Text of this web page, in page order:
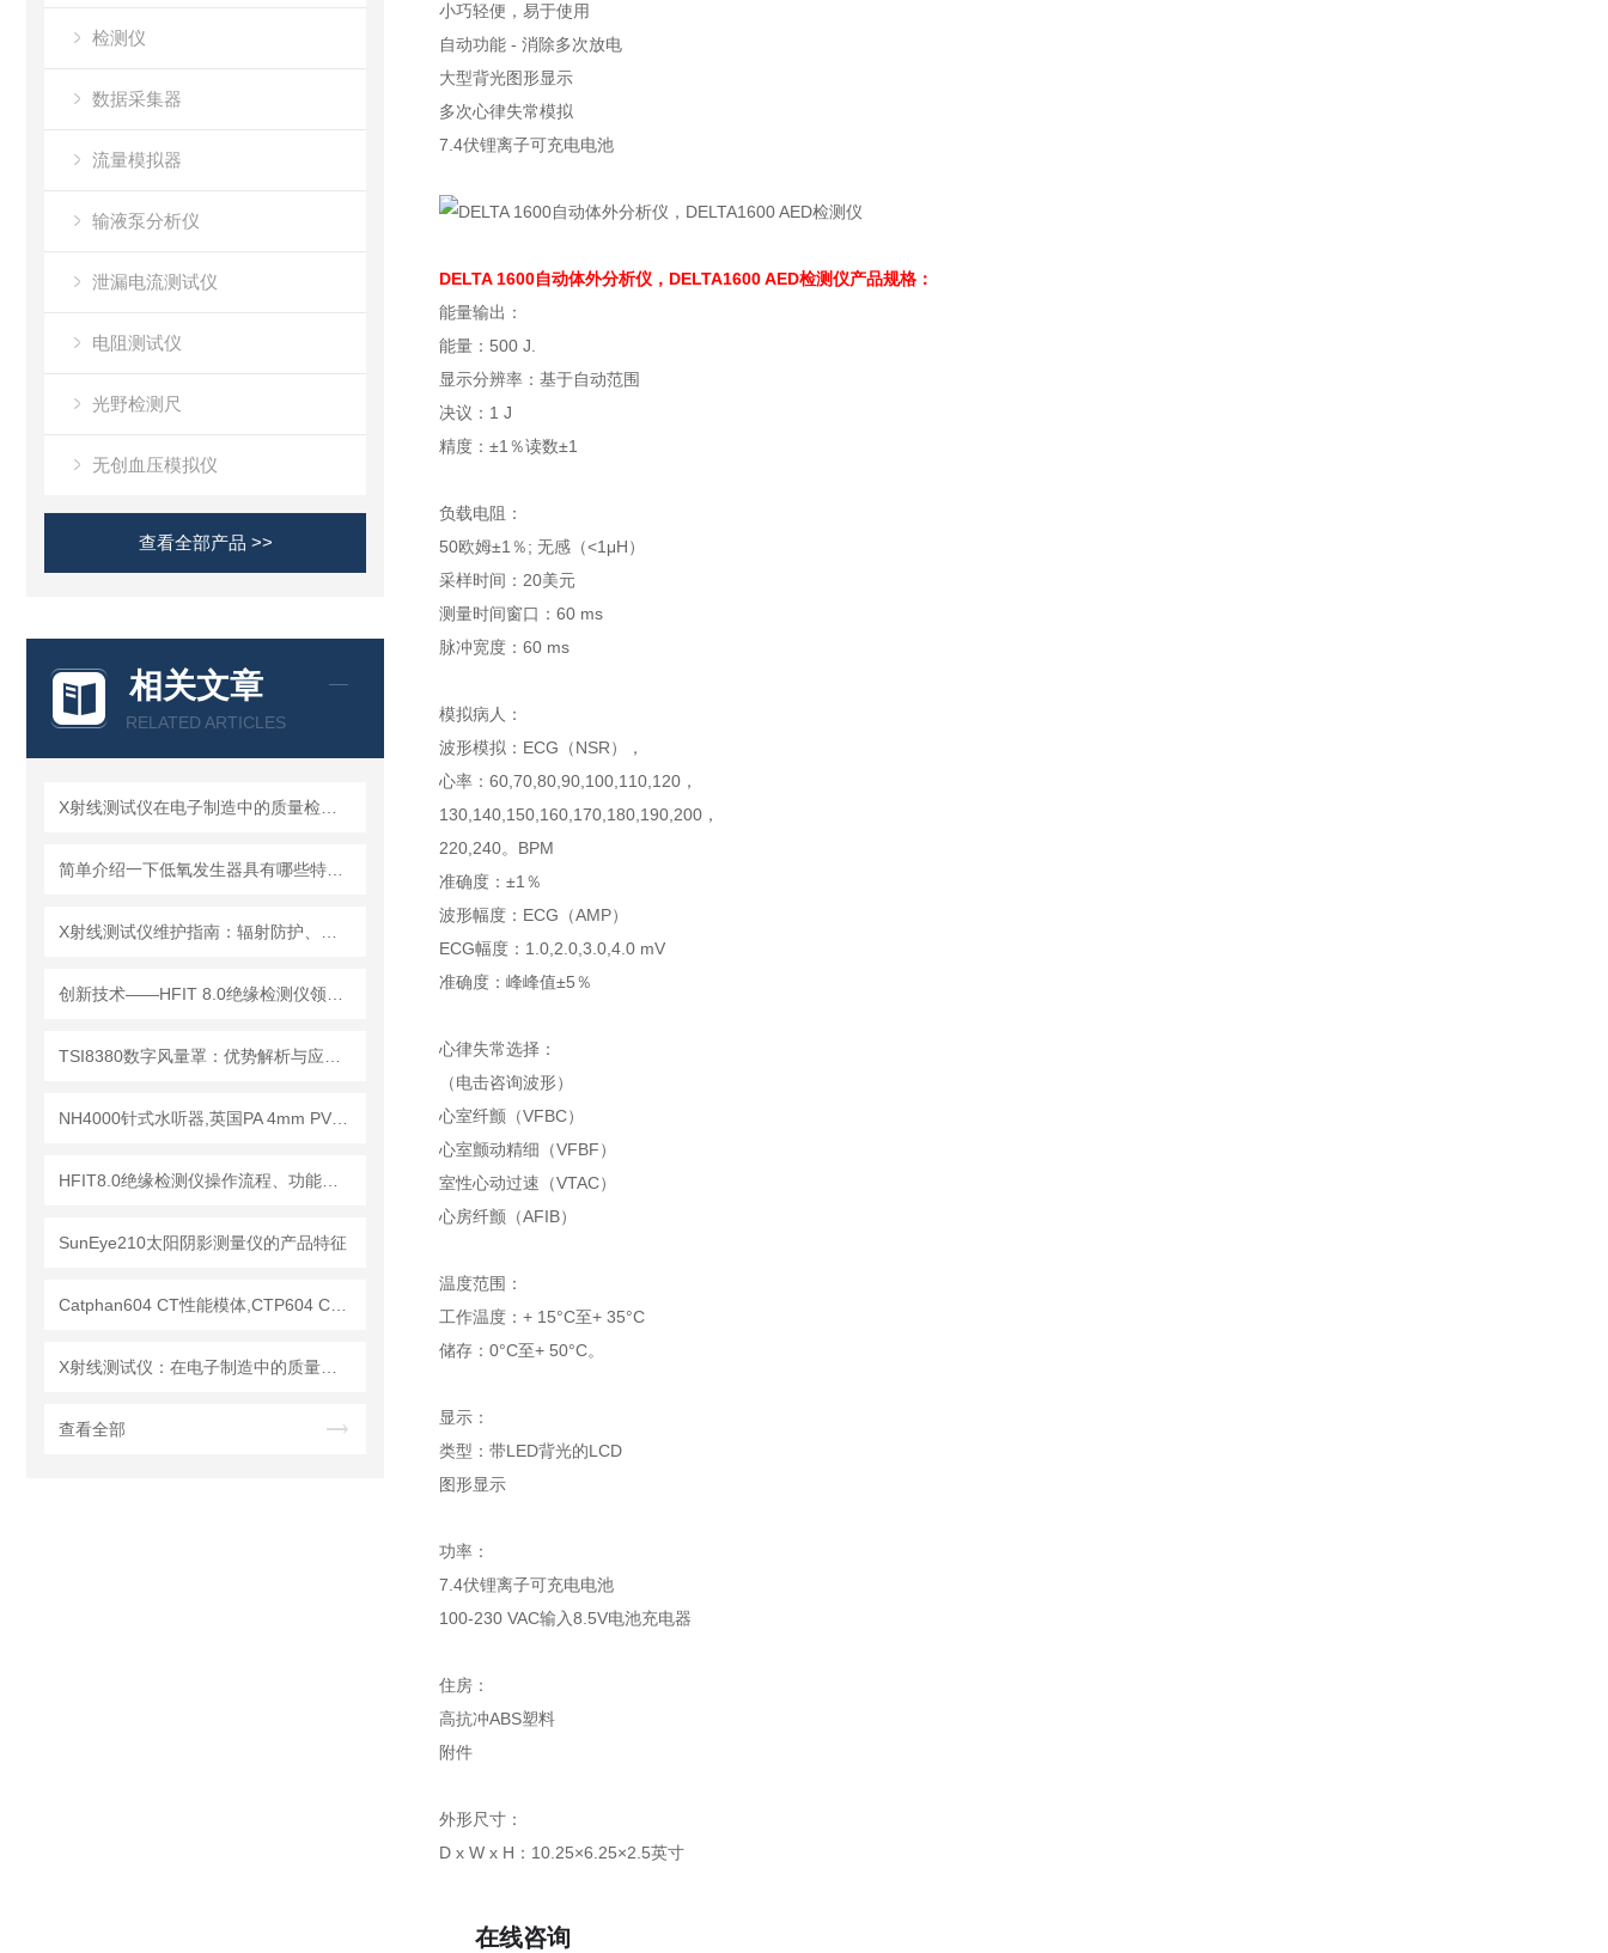
检测仪
数据采集器
流量模拟器
输液泵分析仪
泄漏电流测试仪
电阻测试仪
光野检测尺
无创血压模拟仪
查看全部产品 >>
相关文章
RELATED ARTICLES
SunEye210太阳阴影测量仪的产品特征
查看全部
小巧轻便，易于使用
自动功能 - 消除多次放电
大型背光图形显示
多次心律失常模拟
7.4伏锂离子可充电电池
DELTA 1600自动体外分析仪，DELTA1600 AED检测仪产品规格：
能量输出：
能量：500 J.
显示分辨率：基于自动范围
决议：1 J
精度：±1％读数±1
负载电阻：
50欧姆±1％; 无感（<1μH）
采样时间：20美元
测量时间窗口：60 ms
脉冲宽度：60 ms
模拟病人：
波形模拟：ECG（NSR），
心率：60,70,80,90,100,110,120，
130,140,​​150,160,170,180,190,200，
220,240。BPM
准确度：±1％
波形幅度：ECG（AMP）
ECG幅度：1.0,2.0,3.0,4.0 mV
准确度：峰峰值±5％
心律失常选择：
（电击咨询波形）
心室纤颤（VFBC）
心室颤动精细（VFBF）
室性心动过速（VTAC）
心房纤颤（AFIB）
温度范围：
工作温度：+ 15°C至+ 35°C
储存：0°C至+ 50°C。
显示：
类型：带LED背光的LCD
图形显示
功率：
7.4伏锂离子可充电电池
100-230 VAC输入8.5V电池充电器
住房：
高抗冲ABS塑料
附件
外形尺寸：
D x W x H：10.25×6.25×2.5英寸
在线咨询